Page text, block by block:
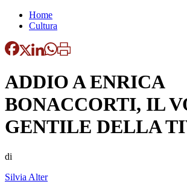
Home
Cultura
ADDIO A ENRICA
BONACCORTI, IL
GENTILE DELLA
di
Silvia Alter